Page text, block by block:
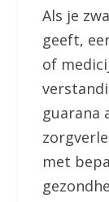
Als je
geeft,
of
guarana
met